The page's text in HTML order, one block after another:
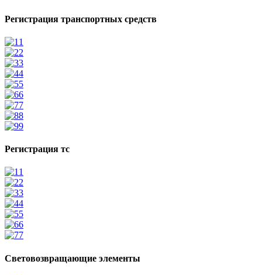
Регистрация транспортных средств
1
2
3
4
5
6
7
8
9
Регистрация тс
1
2
3
4
5
6
7
Световозвращающие элементы